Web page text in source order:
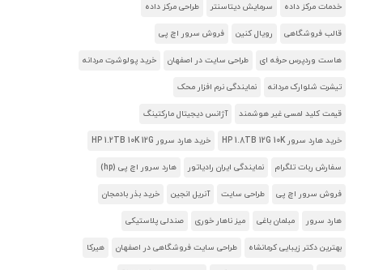
خدمات مرکز داده سرمایش دیتاسنتر طراحی مرکز داده
قالب فروشگاهی رویال کنین فروش سرور اچ پی
هاست وردپرس حرفه ای طراحی سایت در اصفهان خرید پولوشرت مردانه
تیشرت شلوارک مردانه نمایندگی نرم افزار محک
قیمت کلید لمسی غیر هوشمند آژانس دیجیتال مارکتینگ
خرید هارد سرور HP 1.8TB 12G 10K خرید هارد سرور HP 1.2TB 10K 12G
سفارش ربات تلگرام نمایندگی ایران رادیاتور هارد سرور اچ پی (hp)
فروش سرور اچ پی طراحی سایت آنریل انجین خرید بذر بادمجان
هارد سرور مبلمان باغی میز ناهار خوری صندلی پلاستیکی
بهترین دکتر زیبایی کرمانشاه طراحی سایت فروشگاهی در اصفهان هیرکا